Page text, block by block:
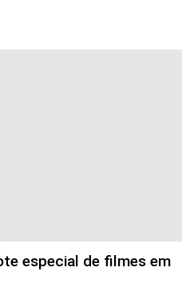
especial de filmes em